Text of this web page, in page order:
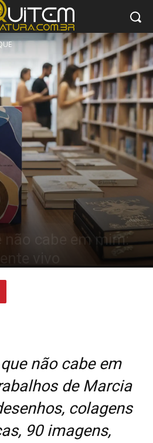
não cabe em mim:
vivo
não cabe em
de Marcia
colagens
90 imagens,